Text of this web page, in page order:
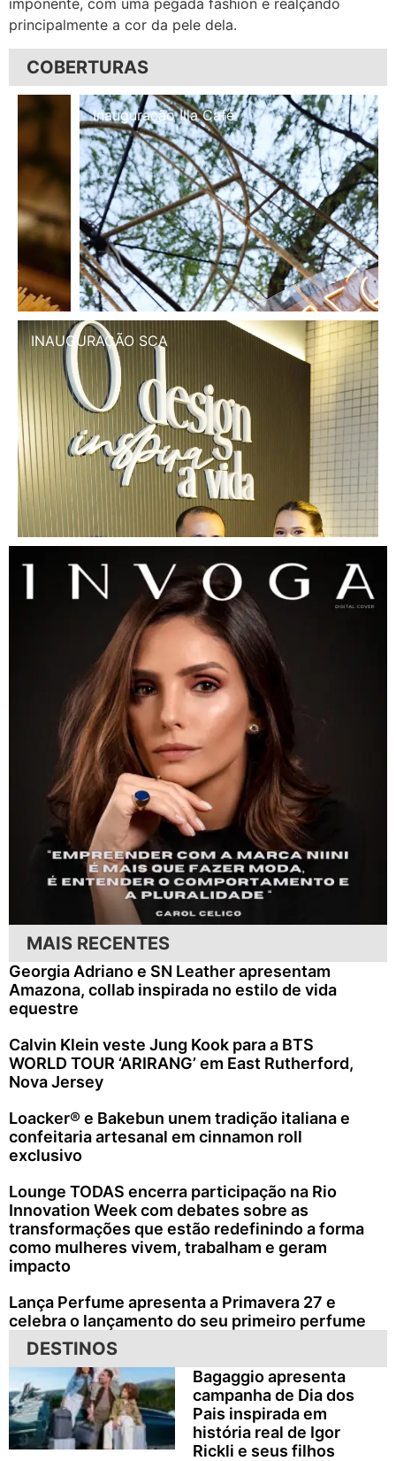
imponente, com uma pegada fashion e realçando
principalmente a cor da pele dela.
COBERTURAS
Inauguração Illa Café
INAUGURAÇÃO SCA
MAIS RECENTES
Georgia Adriano e SN Leather apresentam
Amazona, collab inspirada no estilo de vida
equestre
Calvin Klein veste Jung Kook para a BTS
WORLD TOUR ‘ARIRANG’ em East Rutherford,
Nova Jersey
Loacker® e Bakebun unem tradição italiana e
confeitaria artesanal em cinnamon roll
exclusivo
Lounge TODAS encerra participação na Rio
Innovation Week com debates sobre as
transformações que estão redefinindo a forma
como mulheres vivem, trabalham e geram
impacto
Lança Perfume apresenta a Primavera 27 e
celebra o lançamento do seu primeiro perfume
DESTINOS
Bagaggio apresenta
campanha de Dia dos
Pais inspirada em
história real de Igor
Rickli e seus filhos